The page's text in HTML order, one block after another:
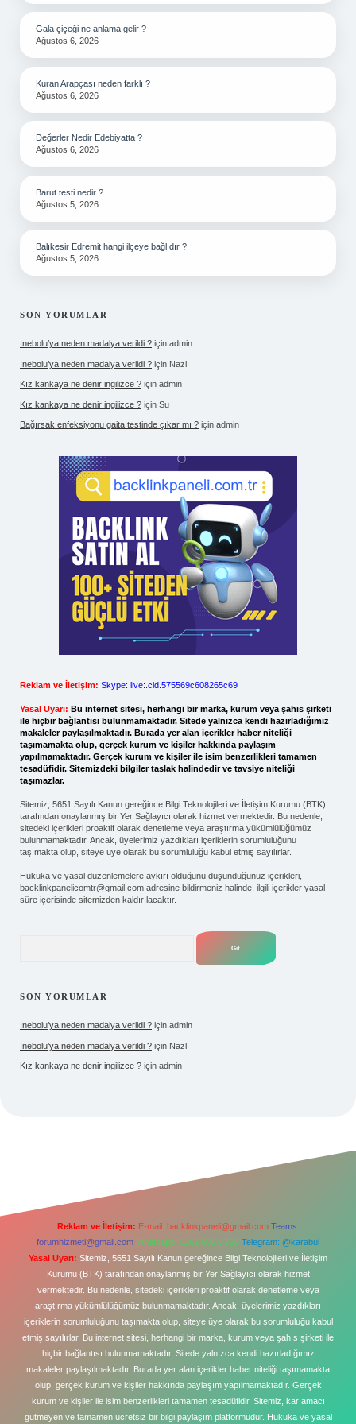
Gala çiçeği ne anlama gelir ?
Ağustos 6, 2026
Kuran Arapçası neden farklı ?
Ağustos 6, 2026
Değerler Nedir Edebiyatta ?
Ağustos 6, 2026
Barut testi nedir ?
Ağustos 5, 2026
Balıkesir Edremit hangi ilçeye bağlıdır ?
Ağustos 5, 2026
SON YORUMLAR
İnebolu’ya neden madalya verildi ? için admin
İnebolu’ya neden madalya verildi ? için Nazlı
Kız kankaya ne denir ingilizce ? için admin
Kız kankaya ne denir ingilizce ? için Su
Bağırsak enfeksiyonu gaita testinde çıkar mı ? için admin
Reklam ve İletişim: Skype: live:.cid.575569c608265c69
Yasal Uyarı: Bu internet sitesi, herhangi bir marka, kurum veya şahıs şirketi
ile hiçbir bağlantısı bulunmamaktadır. Sitede yalnızca kendi hazırladığımız
makaleler paylaşılmaktadır. Burada yer alan içerikler haber niteliği
taşımamakta olup, gerçek kurum ve kişiler hakkında paylaşım
yapılmamaktadır. Gerçek kurum ve kişiler ile isim benzerlikleri tamamen
tesadüfidir. Sitemizdeki bilgiler taslak halindedir ve tavsiye niteliği
taşımazlar.
Sitemiz, 5651 Sayılı Kanun gereğince Bilgi Teknolojileri ve İletişim Kurumu (BTK)
tarafından onaylanmış bir Yer Sağlayıcı olarak hizmet vermektedir. Bu nedenle,
sitedeki içerikleri proaktif olarak denetleme veya araştırma yükümlülüğümüz
bulunmamaktadır. Ancak, üyelerimiz yazdıkları içeriklerin sorumluluğunu
taşımakta olup, siteye üye olarak bu sorumluluğu kabul etmiş sayılırlar.
Hukuka ve yasal düzenlemelere aykırı olduğunu düşündüğünüz içerikleri,
backlinkpanelicomtr@gmail.com adresine bildirmeniz halinde, ilgili içerikler yasal
süre içerisinde sitemizden kaldırılacaktır.
SON YORUMLAR
İnebolu’ya neden madalya verildi ? için admin
İnebolu’ya neden madalya verildi ? için Nazlı
Kız kankaya ne denir ingilizce ? için admin
Reklam ve İletişim: E-mail: backlinkpaneli@gmail.com Teams:
forumhizmeti@gmail.com Whatsapp: 0262 606 0 726 Telegram: @karabul
Yasal Uyarı: Sitemiz, 5651 Sayılı Kanun gereğince Bilgi Teknolojileri ve İletişim
Kurumu (BTK) tarafından onaylanmış bir Yer Sağlayıcı olarak hizmet
vermektedir. Bu nedenle, sitedeki içerikleri proaktif olarak denetleme veya
araştırma yükümlülüğümüz bulunmamaktadır. Ancak, üyelerimiz yazdıkları
içeriklerin sorumluluğunu taşımakta olup, siteye üye olarak bu sorumluluğu kabul
etmiş sayılırlar. Bu internet sitesi, herhangi bir marka, kurum veya şahıs şirketi ile
hiçbir bağlantısı bulunmamaktadır. Sitede yalnızca kendi hazırladığımız
makaleler paylaşılmaktadır. Burada yer alan içerikler haber niteliği taşımamakta
olup, gerçek kurum ve kişiler hakkında paylaşım yapılmamaktadır. Gerçek
kurum ve kişiler ile isim benzerlikleri tamamen tesadüfidir. Sitemiz, kar amacı
gütmeyen ve tamamen ücretsiz bir bilgi paylaşım platformudur. Hukuka ve yasal